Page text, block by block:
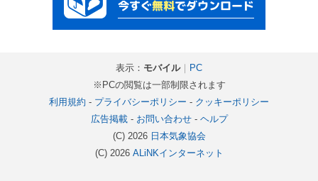
表示： モバイル｜ PC
※PCの閲覧は一部制限されます
利用規約 - プライバシーポリシー - クッキーポリシー
広告掲載- お問い合わせ- ヘルプ
(C) 2026 日本気象協会
(C) 2026 ALiNKインターネット